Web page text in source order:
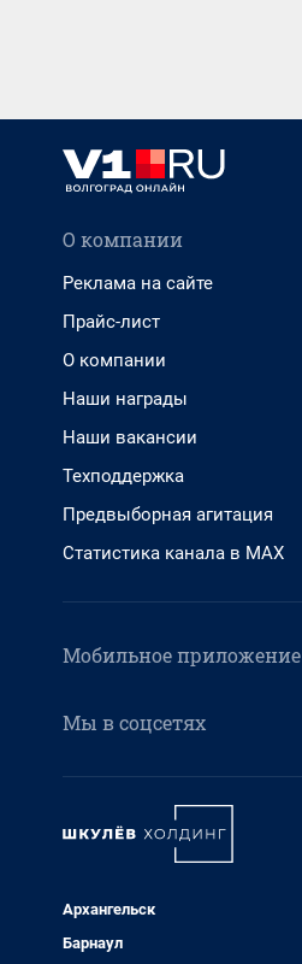
О компании
Реклама на сайте
Прайс-лист
О компании
Наши награды
Наши вакансии
Техподдержка
Предвыборная агитация
Статистика канала в MAX
Мобильное приложение
Мы в соцсетях
Архангельск
Барнаул